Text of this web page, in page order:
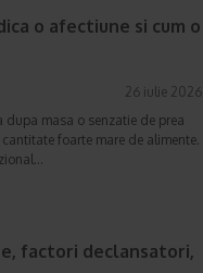
o afectiune si cum o
26 iulie 2026
masa o senzatie de prea
foarte mare de alimente.
factori declansatori,